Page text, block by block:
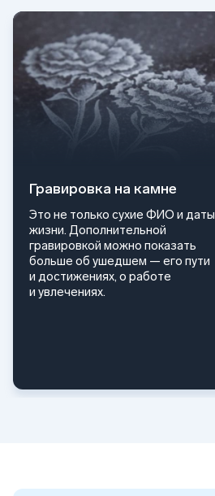
Гравировка на камне
Это не только сухие ФИО и даты
жизни. Дополнительной
гравировкой можно показать
больше об ушедшем — его пути
и достижениях, о работе
и увлечениях.